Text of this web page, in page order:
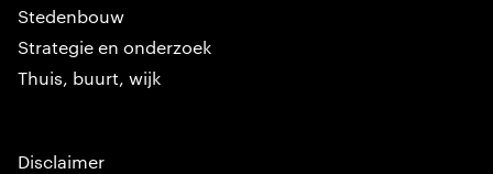
Stedenbouw
Strategie en onderzoek
Thuis, buurt, wijk
Disclaimer